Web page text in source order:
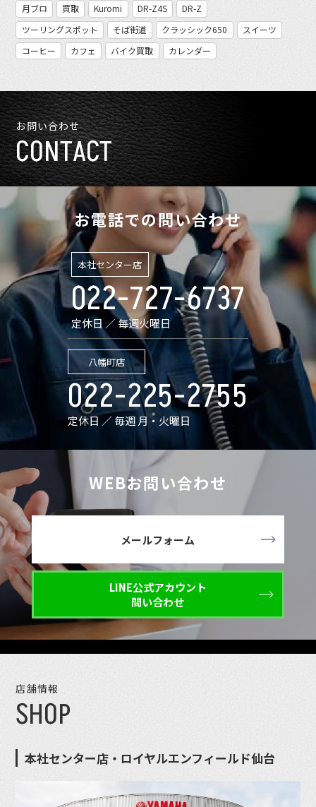
月ブロ
買取 Kuromi DR-Z4S
DR-Z
ツーリングスポット
そば街道 クラッシック650
スイーツ
コーヒー
カフェ バイク買取 カレンダー
お問い合わせ
CONTACT
お電話での問い合わせ
本社センター店
022-727-6737
定休日 ／ 毎週火曜日
八幡町店
022-225-2755
定休日 ／ 毎週 月・火曜日
WEBお問い合わせ
メールフォーム
LINE公式アカウント
問い合わせ
店舗情報
SHOP
本社センター店・ロイヤルエンフィールド仙台